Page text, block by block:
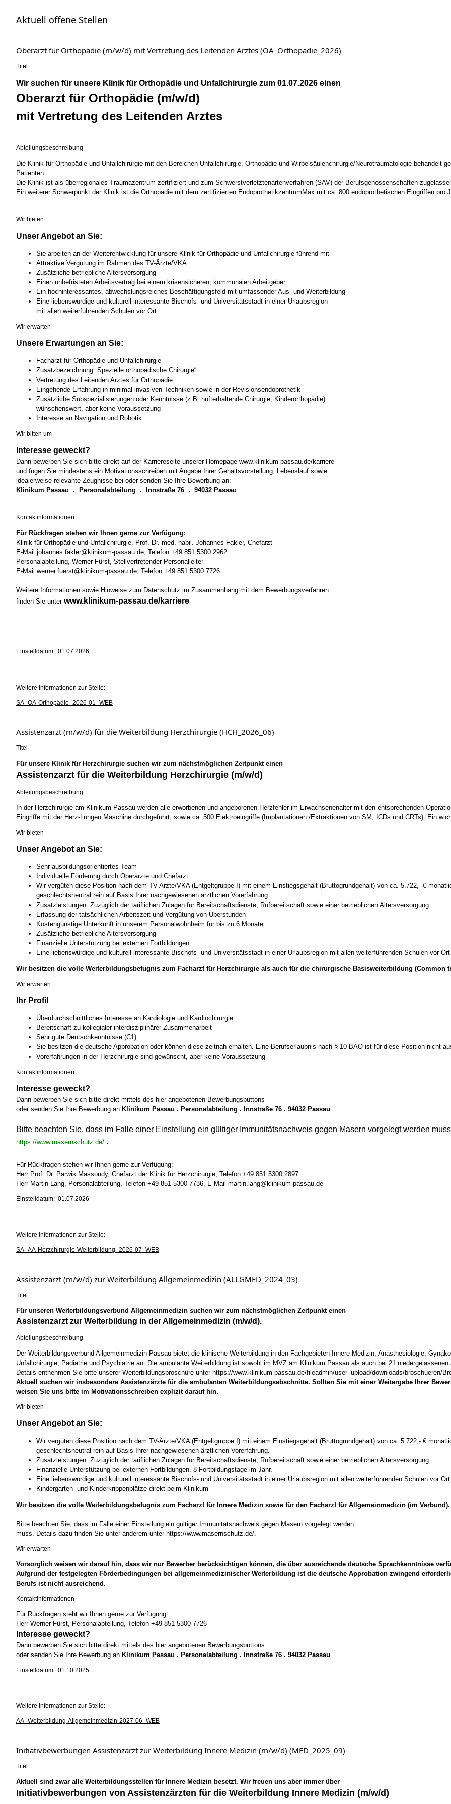
Aktuell offene Stellen
Oberarzt für Orthopädie (m/w/d) mit Vertretung des Leitenden Arztes (OA_Orthopädie_2026)
Titel
Wir suchen für unsere Klinik für Orthopädie und Unfallchirurgie zum 01.07.2026 einen
Oberarzt für Orthopädie (m/w/d)
mit Vertretung des Leitenden Arztes
Abteilungsbeschreibung
Die Klinik für Orthopädie und Unfallchirurgie mit den Bereichen Unfallchirurgie, Orthopädie und Wirbelsäulenchirurgie/Neurotraumatologie behandelt
Patienten.
Die Klinik ist als überregionales Traumazentrum zertifiziert und zum Schwerstverletztenartenverfahren (SAV) der Berufsgenossenschaften
Ein weiterer Schwerpunkt der Klinik ist die Orthopädie mit dem zertifizierten EndoprothetikzentrumMax mit ca. 800 endoprothetischen Eingriffen pro
Wir bieten
Unser Angebot an Sie:
Sie arbeiten an der Weiterentwicklung für unsere Klinik für Orthopädie und Unfallchirurgie führend mit
Attraktive Vergütung im Rahmen des TV-Ärzte/VKA
Zusätzliche betriebliche Altersversorgung
Einen unbefristeten Arbeitsvertrag bei einem krisensicheren, kommunalen Arbeitgeber
Ein hochinteressantes, abwechslungsreiches Beschäftigungsfeld mit umfassender Aus- und Weiterbildung
Eine liebenswürdige und kulturell interessante Bischofs- und Universitätsstadt in einer Urlaubsregion
mit allen weiterführenden Schulen vor Ort
Wir erwarten
Unsere Erwartungen an Sie:
Facharzt für Orthopädie und Unfallchirurgie
Zusatzbezeichnung „Spezielle orthopädische Chirurgie“
Vertretung des Leitenden Arztes für Orthopädie
Eingehende Erfahrung in minimal-invasiven Techniken sowie in der Revisionsendoprothetik
Zusätzliche Subspezialisierungen oder Kenntnisse (z.B. hüfterhaltende Chirurgie, Kinderorthopädie)
wünschenswert, aber keine Voraussetzung
Interesse an Navigation und Robotik
Wir bitten um
Interesse geweckt?
Dann bewerben Sie sich bitte direkt auf der Karriereseite unserer Homepage www.klinikum-passau.de/karriere
und fügen Sie mindestens ein Motivationsschreiben mit Angabe Ihrer Gehaltsvorstellung, Lebenslauf sowie
idealerweise relevante Zeugnisse bei oder senden Sie Ihre Bewerbung an:
Klinikum Passau . Personalabteilung . Innstraße 76 . 94032 Passau
Kontaktinformationen
Für Rückfragen stehen wir Ihnen gerne zur Verfügung:
Klinik für Orthopädie und Unfallchirurgie, Prof. Dr. med. habil. Johannes Fakler, Chefarzt
E-Mail johannes.fakler@klinikum-passau.de, Telefon +49 851 5300 2962
Personalabteilung, Werner Fürst, Stellvertretender Personalleiter
E-Mail werner.fuerst@klinikum-passau.de, Telefon +49 851 5300 7726
Weitere Informationen sowie Hinweise zum Datenschutz im Zusammenhang mit dem Bewerbungsverfahren
finden Sie unter www.klinikum-passau.de/karriere
Einstelldatum: 01.07.2026
Weitere Informationen zur Stelle:
SA_OA-Orthopädie_2026-01_WEB
Assistenzarzt (m/w/d) für die Weiterbildung Herzchirurgie (HCH_2026_06)
Titel
Für unsere Klinik für Herzchirurgie suchen wir zum nächstmöglichen Zeitpunkt einen
Assistenzarzt für die Weiterbildung Herzchirurgie (m/w/d)
Abteilungsbeschreibung
In der Herzchirurgie am Klinikum Passau werden alle erworbenen und angeborenen Herzfehler im Erwachsenenalter mit den entsprechenden
Eingriffe mit der Herz-Lungen Maschine durchgeführt, sowie ca. 500 Elektroeingriffe (Implantationen /Extraktionen von SM, ICDs und CRTs). Ein
Wir bieten
Unser Angebot an Sie:
Sehr ausbildungsorientiertes Team
Individuelle Förderung durch Oberärzte und Chefarzt
Wir vergüten diese Position nach dem TV-Ärzte/VKA (Entgeltgruppe I) mit einem Einstiegsgehalt (Bruttogrundgehalt) von ca. 5.722,- €
geschlechtsneutral rein auf Basis Ihrer nachgewiesenen ärztlichen Vorerfahrung.
Zusatzleistungen: Zuzüglich der tariflichen Zulagen für Bereitschaftsdienste, Rufbereitschaft sowie einer betrieblichen Altersversorgung
Erfassung der tatsächlichen Arbeitszeit und Vergütung von Überstunden
Kostengünstige Unterkunft in unserem Personalwohnheim für bis zu 6 Monate
Zusätzliche betriebliche Altersversorgung
Finanzielle Unterstützung bei externen Fortbildungen
Eine liebenswürdige und kulturell interessante Bischofs- und Universitätsstadt in einer Urlaubsregion mit allen weiterführenden Schulen vor Ort
Wir besitzen die volle Weiterbildungsbefugnis zum Facharzt für Herzchirurgie als auch für die chirurgische Basisweiterbildung (Common
Wir erwarten
Ihr Profil
Überdurchschnittliches Interesse an Kardiologie und Kardiochirurgie
Bereitschaft zu kollegialer interdisziplinärer Zusammenarbeit
Sehr gute Deutschkenntnisse (C1)
Sie besitzen die deutsche Approbation oder können diese zeitnah erhalten. Eine Berufserlaubnis nach § 10 BÄO ist für diese Position nicht
Vorerfahrungen in der Herzchirurgie sind gewünscht, aber keine Voraussetzung
Kontaktinformationen
Interesse geweckt?
Dann bewerben Sie sich bitte direkt mittels des hier angebotenen Bewerbungsbuttons
oder senden Sie Ihre Bewerbung an Klinikum Passau . Personalabteilung . Innstraße 76 . 94032 Passau
Bitte beachten Sie, dass im Falle einer Einstellung ein gültiger Immunitätsnachweis gegen Masern vorgelegt werden
https://www.masernschutz.de/ .
Für Rückfragen stehen wir Ihnen gerne zur Verfügung:
Herr Prof. Dr. Parwis Massoudy, Chefarzt der Klinik für Herzchirurgie, Telefon +49 851 5300 2897
Herr Martin Lang, Personalabteilung, Telefon +49 851 5300 7736, E-Mail martin.lang@klinikum-passau.de
Einstelldatum: 01.07.2026
Weitere Informationen zur Stelle:
SA_AA-Herzchirurgie-Weiterbildung_2026-07_WEB
Assistenzarzt (m/w/d) zur Weiterbildung Allgemeinmedizin (ALLGMED_2024_03)
Titel
Für unseren Weiterbildungsverbund Allgemeinmedizin suchen wir zum nächstmöglichen Zeitpunkt einen
Assistenzarzt zur Weiterbildung in der Allgemeinmedizin (m/w/d).
Abteilungsbeschreibung
Der Weiterbildungsverbund Allgemeinmedizin Passau bietet die klinische Weiterbildung in den Fachgebieten Innere Medizin, Anästhesiologie,
Unfallchirurgie, Pädiatrie und Psychiatrie an. Die ambulante Weiterbildung ist sowohl im MVZ am Klinikum Passau als auch bei 21
Details entnehmen Sie bitte unserer Weiterbildungsbroschüre unter https://www.klinikum-passau.de/fileadmin/user_upload/downloads/broschueren/
Aktuell suchen wir insbesondere Assistenzärzte für die ambulanten Weiterbildungsabschnitte. Sollten Sie mit einer Weitergabe Ihrer
weisen Sie uns bitte im Motivationsschreiben explizit darauf hin.
Wir bieten
Unser Angebot an Sie:
Wir vergüten diese Position nach dem TV-Ärzte/VKA (Entgeltgruppe I) mit einem Einstiegsgehalt (Bruttogrundgehalt) von ca. 5.722,- €
geschlechtsneutral rein auf Basis Ihrer nachgewiesenen ärztlichen Vorerfahrung.
Zusatzleistungen: Zuzüglich der tariflichen Zulagen für Bereitschaftsdienste, Rufbereitschaft sowie einer betrieblichen Altersversorgung
Finanzielle Unterstützung bei externen Fortbildungen. 8 Fortbildungstage im Jahr.
Eine liebenswürdige und kulturell interessante Bischofs- und Universitätsstadt in einer Urlaubsregion mit allen weiterführenden Schulen vor Ort
Kindergarten- und Kinderkrippenplätze direkt beim Klinikum
Wir besitzen die volle Weiterbildungsbefugnis zum Facharzt für Innere Medizin sowie für den Facharzt für Allgemeinmedizin (im Verbund).
Bitte beachten Sie, dass im Falle einer Einstellung ein gültiger Immunitätsnachweis gegen Masern vorgelegt werden
muss. Details dazu finden Sie unter anderem unter https://www.masernschutz.de/.
Wir erwarten
Vorsorglich weisen wir darauf hin, dass wir nur Bewerber berücksichtigen können, die über ausreichende deutsche Sprachkenntnisse
Aufgrund der festgelegten Förderbedingungen bei allgemeinmedizinischer Weiterbildung ist die deutsche Approbation zwingend
Berufs ist nicht ausreichend.
Kontaktinformationen
Für Rückfragen steht wir Ihnen gerne zur Verfügung:
Herr Werner Fürst, Personalabteilung, Telefon +49 851 5300 7726
Interesse geweckt?
Dann bewerben Sie sich bitte direkt mittels des hier angebotenen Bewerbungsbuttons
oder senden Sie Ihre Bewerbung an Klinikum Passau . Personalabteilung . Innstraße 76 . 94032 Passau
Einstelldatum: 01.10.2025
Weitere Informationen zur Stelle:
AA_Weiterbildung-Allgemeinmedizin-2027-06_WEB
Initiativbewerbungen Assistenzarzt zur Weiterbildung Innere Medizin (m/w/d) (MED_2025_09)
Titel
Aktuell sind zwar alle Weiterbildungsstellen für Innere Medizin besetzt. Wir freuen uns aber immer über
Initiativbewerbungen von Assistenzärzten für die Weiterbildung Innere Medizin (m/w/d)